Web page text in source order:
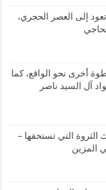
تعود إلى العصر الحجري،
أخرى نحو الواقع، كما
آل السيد ناصر
الثروة التي تستحقها –